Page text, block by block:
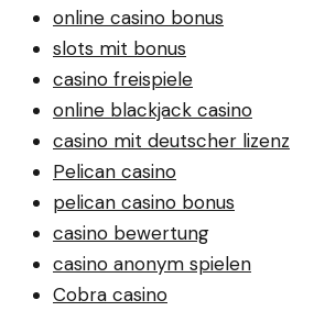
online casino bonus
slots mit bonus
casino freispiele
online blackjack casino
casino mit deutscher lizenz
Pelican casino
pelican casino bonus
casino bewertung
casino anonym spielen
Cobra casino